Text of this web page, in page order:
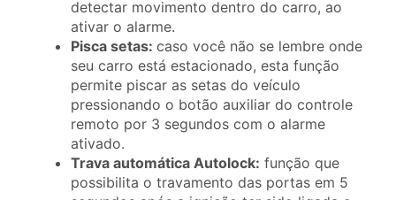
detectar movimento dentro do carro, ao
ativar o alarme.
Pisca setas: caso você não se lembre onde
seu carro está estacionado, esta função
permite piscar as setas do veículo
pressionando o botão auxiliar do controle
remoto por 3 segundos com o alarme
ativado.
Trava automática Autolock: função que
possibilita o travamento das portas em 5